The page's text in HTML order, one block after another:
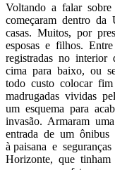
Voltando a falar
começaram dentro da
casas. Muitos, por
esposas e filhos.
registradas no interior
cima para baixo, ou
todo custo colocar fim
madrugadas vividas
um esquema para
invasão. Armaram
entrada de um ônibus
à paisana e
Horizonte, que